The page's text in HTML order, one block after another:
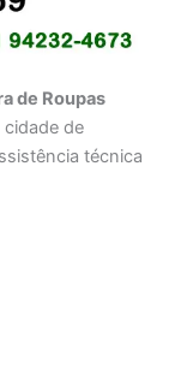
de Roupas
cidade de
técnica